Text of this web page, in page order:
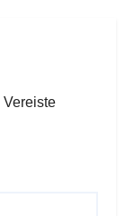
Vereiste